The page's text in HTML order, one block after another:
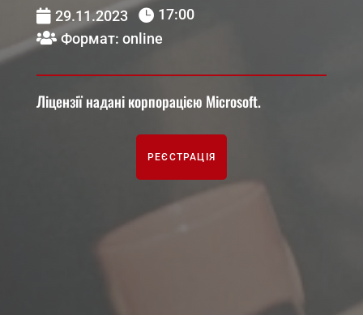
 29.11.2023  17:00
 Формат: onlinе
Ліцензії надані корпорацією Microsoft.
РЕЄСТРАЦІЯ